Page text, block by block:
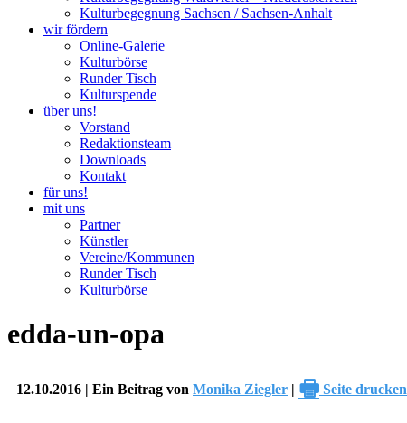
Kulturbegegnung Sachsen / Sachsen-Anhalt
wir fördern
Online-Galerie
Kulturbörse
Runder Tisch
Kulturspende
über uns!
Vorstand
Redaktionsteam
Downloads
Kontakt
für uns!
mit uns
Partner
Künstler
Vereine/Kommunen
Runder Tisch
Kulturbörse
edda-un-opa
12.10.2016 | Ein Beitrag von Monika Ziegler | 🖶 Seite drucken